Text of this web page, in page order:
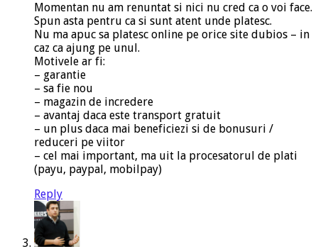
Momentan nu am renuntat si nici nu cred ca o voi face.
Spun asta pentru ca si sunt atent unde platesc.
Nu ma apuc sa platesc online pe orice site dubios – in
caz ca ajung pe unul.
Motivele ar fi:
– garantie
– sa fie nou
– magazin de incredere
– avantaj daca este transport gratuit
– un plus daca mai beneficiezi si de bonusuri /
reduceri pe viitor
– cel mai important, ma uit la procesatorul de plati
(payu, paypal, mobilpay)
Reply